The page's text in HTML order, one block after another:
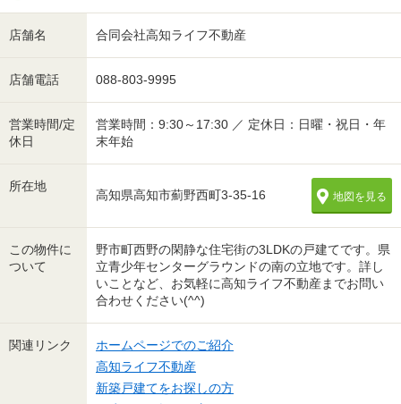
店舗名 合同会社高知ライフ不動産
店舗電話 088-803-9995
営業時間/定
休日
営業時間：9:30～17:30 ／ 定休日：日曜・祝日・年
末年始
所在地
高知県高知市薊野西町3-35-16 地図を見る
この物件に
ついて
野市町西野の閑静な住宅街の3LDKの戸建てです。県
立青少年センターグラウンドの南の立地です。詳し
いことなど、お気軽に高知ライフ不動産までお問い
合わせください(^^)
関連リンク
ホームページでのご紹介
高知ライフ不動産
新築戸建てをお探しの方